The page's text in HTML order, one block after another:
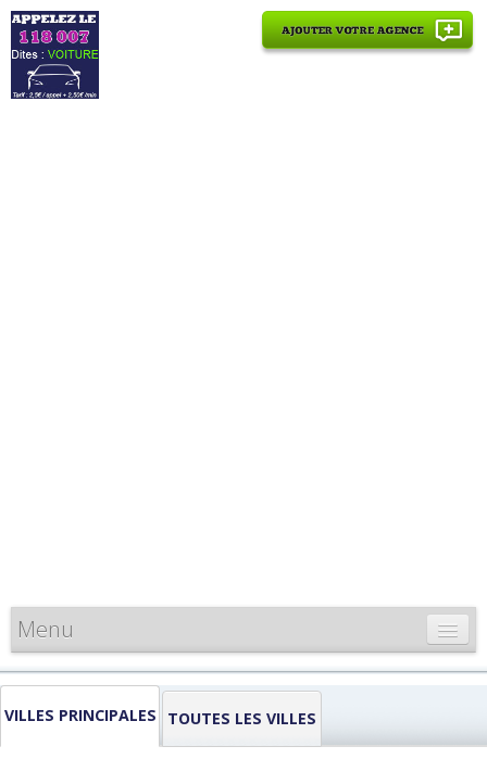
Menu
CARTE DE FRANCE
INFORMATIONS
VILLES PRINCIPALES TOUTES LES VILLES